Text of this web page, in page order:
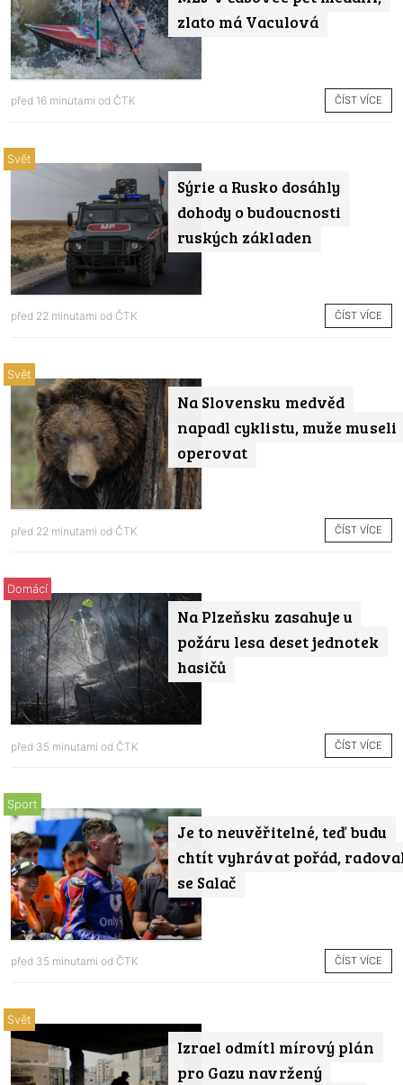
zlato má Vaculová
před 16 minutami od ČTK ČÍST VÍCE
Sýrie a Rusko dosáhly
dohody o budoucnosti
ruských základen
Svět
před 22 minutami od ČTK ČÍST VÍCE
Na Slovensku medvěd
napadl cyklistu, muže museli
operovat
Svět
před 22 minutami od ČTK ČÍST VÍCE
Na Plzeňsku zasahuje u
požáru lesa deset jednotek
hasičů
Domácí
před 35 minutami od ČTK ČÍST VÍCE
Je to neuvěřitelné, teď budu
chtít vyhrávat pořád,
se Salač
Sport
před 35 minutami od ČTK ČÍST VÍCE
Izrael odmítl mírový plán
pro Gazu navržený
Svět